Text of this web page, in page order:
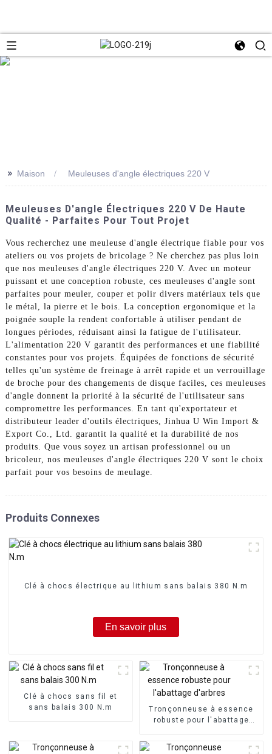
>> Maison Meuleuses d'angle électriques 220 V
Meuleuses D'angle Électriques 220 V De Haute
Qualité - Parfaites Pour Tout Projet
Vous recherchez une meuleuse d'angle électrique fiable pour vos
ateliers ou vos projets de bricolage ? Ne cherchez pas plus loin
que nos meuleuses d'angle électriques 220 V. Avec un moteur
puissant et une conception robuste, ces meuleuses d'angle sont
parfaites pour meuler, couper et polir divers matériaux tels que
le métal, la pierre et le bois. La conception ergonomique et la
poignée souple la rendent confortable à utiliser pendant de
longues périodes, réduisant ainsi la fatigue de l'utilisateur.
L'alimentation 220 V garantit des performances et une fiabilité
constantes pour vos projets. Équipées de fonctions de sécurité
telles qu'un système de freinage à arrêt rapide et un verrouillage
de broche pour des changements de disque faciles, ces meuleuses
d'angle donnent la priorité à la sécurité de l'utilisateur sans
compromettre les performances. En tant qu'exportateur et
distributeur leader d'outils électriques, Jinhua U Win Import &
Export Co., Ltd. garantit la qualité et la durabilité de nos
produits. Que vous soyez un artisan professionnel ou un
bricoleur, nos meuleuses d'angle électriques 220 V sont le choix
parfait pour vos besoins de meulage.
Produits Connexes
Clé à chocs électrique au lithium sans balais 380 N.m
En savoir plus
Clé à chocs sans fil et
sans balais 300 N.m
Tronçonneuse à essence
robuste pour l'abattage